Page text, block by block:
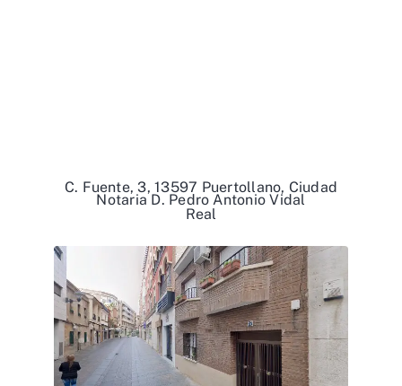
Notaria D. Pedro Antonio Vidal
C. Fuente, 3, 13597 Puertollano, Ciudad
Real